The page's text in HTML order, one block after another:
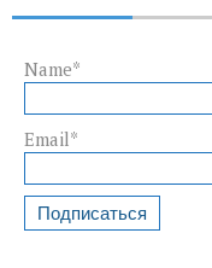
Name*
Email*